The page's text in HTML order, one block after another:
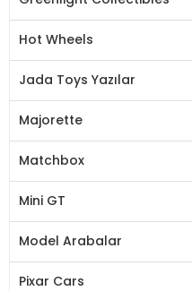
Hot Wheels
Jada Toys Yazılar
Majorette
Matchbox
Mini GT
Model Arabalar
Pixar Cars